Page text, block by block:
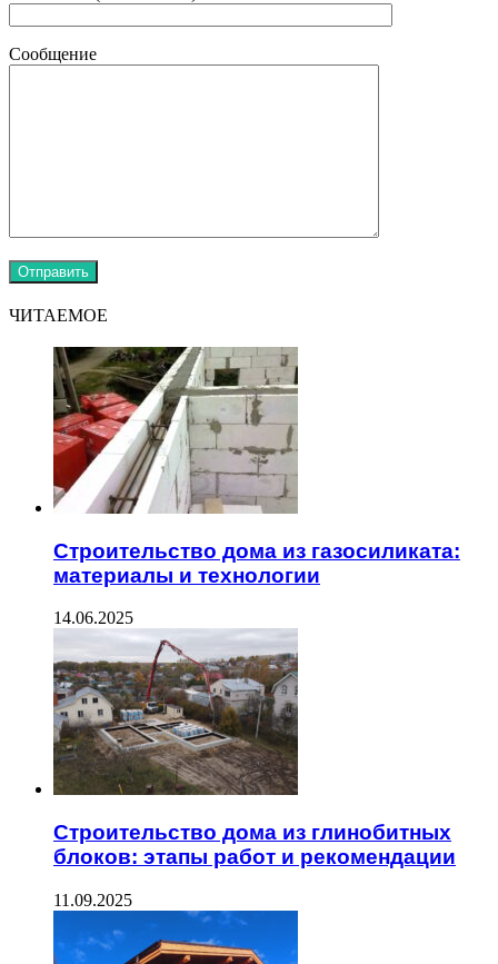
Сообщение
ЧИТАЕМОЕ
Строительство дома из газосиликата:
материалы и технологии
14.06.2025
Строительство дома из глинобитных
блоков: этапы работ и рекомендации
11.09.2025